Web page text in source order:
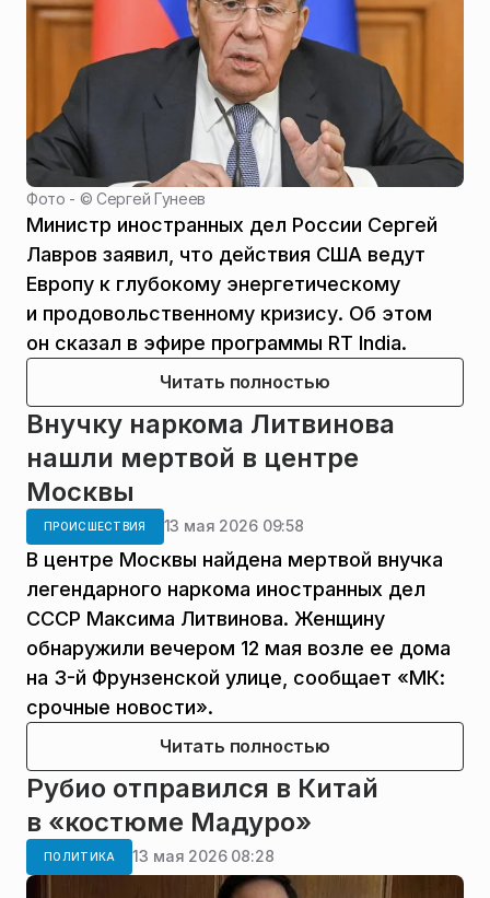
Фото - ©Сергей Гунеев
Министр иностранных дел России Сергей
Лавров заявил, что действия США ведут
Европу к глубокому энергетическому
и продовольственному кризису. Об этом
он сказал в эфире программы RT India.
Читать полностью
Внучку наркома Литвинова
нашли мертвой в центре
Москвы
ПРОИСШЕСТВИЯ 13 мая 2026 09:58
В центре Москвы найдена мертвой внучка
легендарного наркома иностранных дел
СССР Максима Литвинова. Женщину
обнаружили вечером 12 мая возле ее дома
на 3-й Фрунзенской улице, сообщает «МК:
срочные новости».
Читать полностью
Рубио отправился в Китай
в «костюме Мадуро»
ПОЛИТИКА 13 мая 2026 08:28